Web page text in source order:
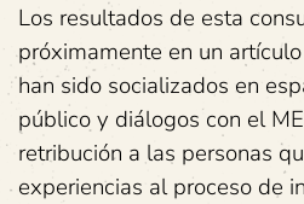
Los resultados de esta
próximamente en un
han sido socializados en
público y diálogos con el
retribución a las personas
experiencias al proceso de